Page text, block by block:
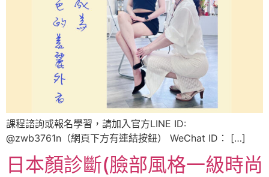
課程諮詢或報名學習，請加入官方LINE ID:
@zwb3761n（網頁下方有連結按鈕） WeChat ID： […]
日本顏診斷(臉部風格一級時尚